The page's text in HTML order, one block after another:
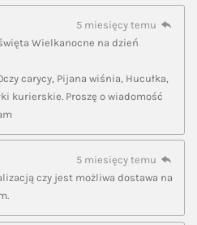
5 miesięcy temu
Wielkanocne na dzień
carycy, Pijana wiśnia, Hucułka,
kurierskie. Proszę o wiadomość
5 miesięcy temu
czy jest możliwa dostawa na